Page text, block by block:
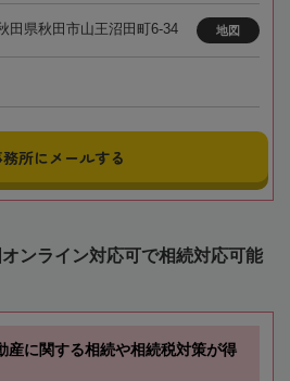
田県秋田市山王沼田町6-34 地図
所にメールする
ンライン対応可で相続対応可能
産に関する相続や相続税対策が得